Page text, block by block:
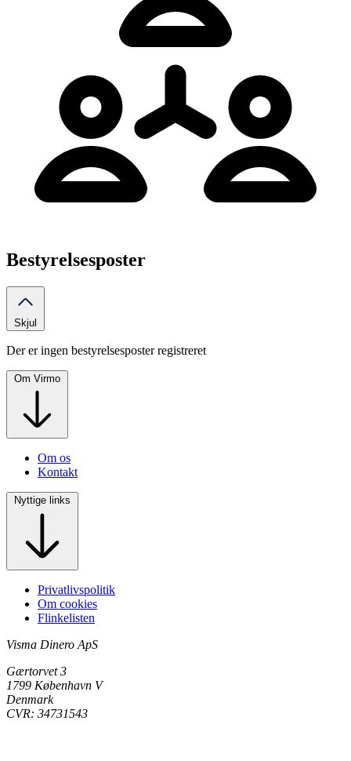
Bestyrelsesposter
Skjul
Der er ingen bestyrelsesposter registreret
Om Virmo
Om os
Kontakt
Nyttige links
Privatlivspolitik
Om cookies
Flinkelisten
Visma Dinero ApS
Gærtorvet 3
1799 København V
Denmark
CVR: 34731543